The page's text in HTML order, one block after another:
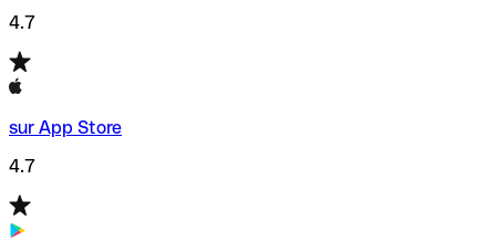
4.7
sur App Store
4.7